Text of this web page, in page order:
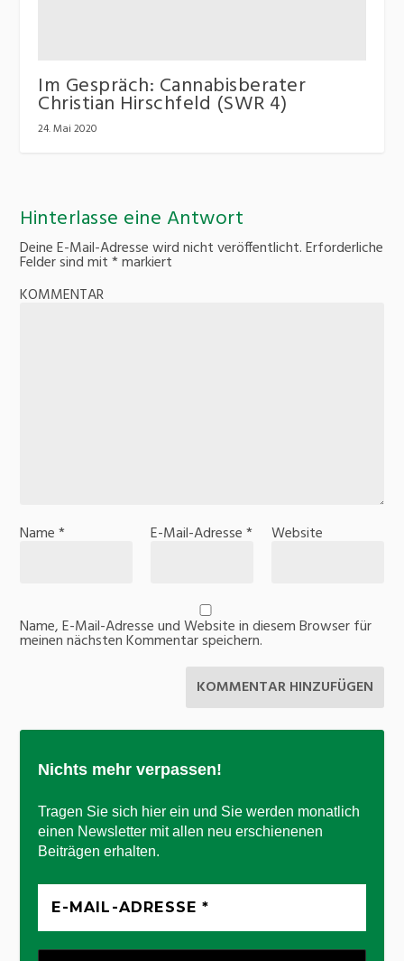
Im Gespräch: Cannabisberater
Christian Hirschfeld (SWR 4)
24. Mai 2020
Hinterlasse eine Antwort
Deine E-Mail-Adresse wird nicht veröffentlicht. Erforderliche
Felder sind mit*markiert
KOMMENTAR
Name* E-Mail-Adresse* Website
Name, E-Mail-Adresse und Website in diesem Browser für
meinen nächsten Kommentar speichern.
Nichts mehr verpassen!
Tragen Sie sich hier ein und Sie werden monatlich
einen Newsletter mit allen neu erschienenen
Beiträgen erhalten.